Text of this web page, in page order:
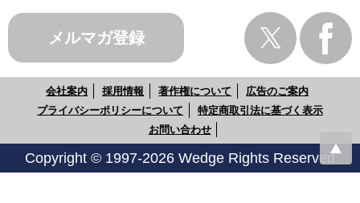
メルマガ登録
会社案内 採用情報 著作権について
広告のご案内
プライバシーポリシーについて
特定商取引法に基づく表示
お問い合わせ
Copyright © 1997-2026 Wedge Rights Reserved